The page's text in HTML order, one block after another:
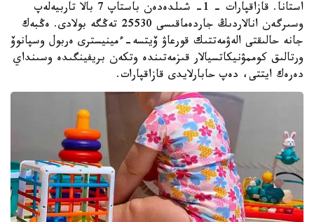
استانا. قازاقپارات – 1- شىلدەدەن باستاپ 7 بالا تاربيەلەپ
وسىرگەن انالاردىڭ جاردەماقىسى 25530 تەڭگە بولادى. ەڭبەك
جانە حالىقتى الەۋمەتتىك قورعاۋ ۆيتسە-ءمينيسترى ەربول وسپانوۆ
ورتالىق كوممۋنيكاتسيالار قىزمەتىندە وتكەن بريفينگىدە وسىنداي
دەرەك ايتتى، دەپ حابارلايدى قازاقپارات.